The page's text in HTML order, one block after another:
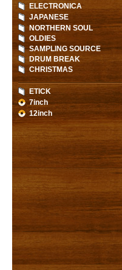
ELECTRONICA
JAPANESE
NORTHERN SOUL
OLDIES
SAMPLING SOURCE
DRUM BREAK
CHRISTMAS
ETICK
7inch
12inch